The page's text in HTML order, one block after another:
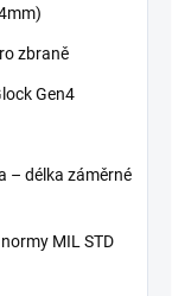
zbraně
Gen4
– délka záměrné
MIL STD